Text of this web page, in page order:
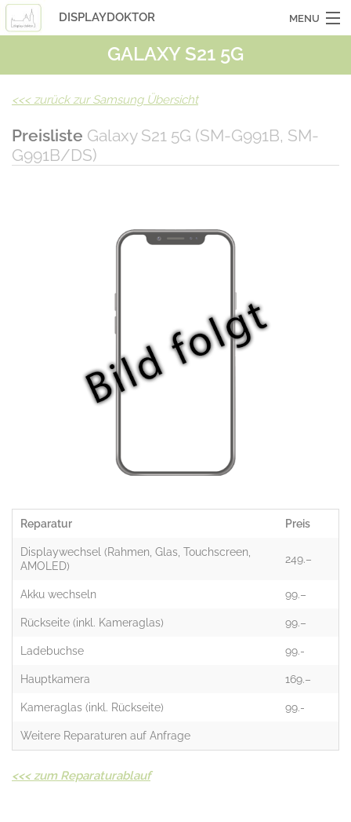
DISPLAYDOKTOR MENU
OCASSIONSGERÄTE
LAPTOPS
GALAXY S21 5G
<<<zurück zur Samsung Übersicht
Preisliste Galaxy S21 5G (SM-G991B, SM-
G991B/DS)
Reparatur Preis
Displaywechsel (Rahmen, Glas, Touchscreen,
AMOLED)
249.–
Akku wechseln 99.–
Rückseite (inkl. Kameraglas) 99.–
Ladebuchse 99.-
Hauptkamera 169.–
Kameraglas (inkl. Rückseite) 99.-
Weitere Reparaturen auf Anfrage
<<< zum Reparaturablauf